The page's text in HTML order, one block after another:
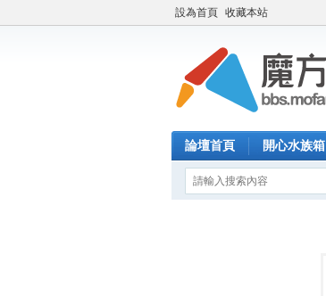
設為首頁 收藏本站
論壇首頁 開心水族箱